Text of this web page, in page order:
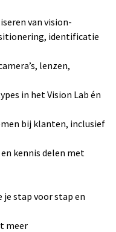
van vision-
identificatie
lenzen,
in het Vision Lab én
bij klanten, inclusief
kennis delen met
je stap voor stap en
meer